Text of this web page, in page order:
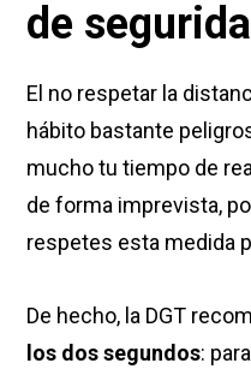
de
El no respetar la
hábito bastante
mucho tu tiempo de
de forma imprevista,
respetes esta medida
De hecho, la DGT
los dos segundos: